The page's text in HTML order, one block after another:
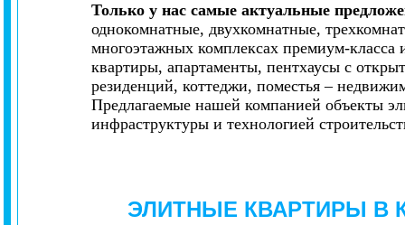
Только у нас самые актуальные
однокомнатные, двухкомнатные,
многоэтажных комплексах премиум-
квартиры, апартаменты, пентхаусы с
резиденций, коттеджи, поместья –
Предлагаемые нашей компанией объекты
инфраструктуры и технологией
ЭЛИТНЫЕ КВАРТИРЫ В